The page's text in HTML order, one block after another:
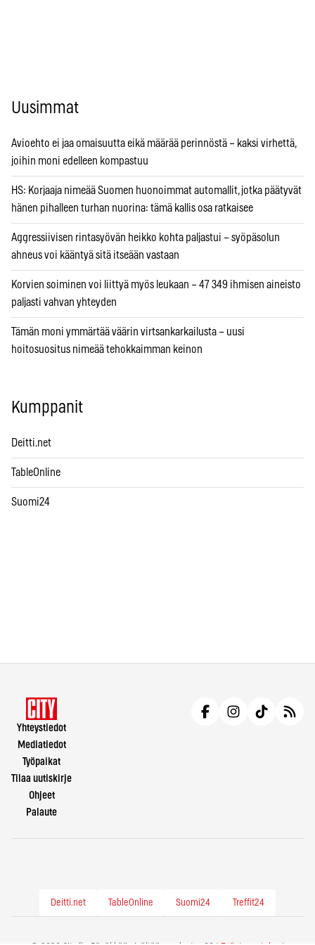
Uusimmat
Avioehto ei jaa omaisuutta eikä määrää perinnöstä – kaksi virhettä,
joihin moni edelleen kompastuu
HS: Korjaaja nimeää Suomen huonoimmat automallit, jotka päätyvät
hänen pihalleen turhan nuorina: tämä kallis osa ratkaisee
Aggressiivisen rintasyövän heikko kohta paljastui – syöpäsolun
ahneus voi kääntyä sitä itseään vastaan
Korvien soiminen voi liittyä myös leukaan – 47 349 ihmisen aineisto
paljasti vahvan yhteyden
Tämän moni ymmärtää väärin virtsankarkailusta – uusi
hoitosuositus nimeää tehokkaimman keinon
Kumppanit
Deitti.net
TableOnline
Suomi24
Yhteystiedot
Mediatiedot
Työpaikat
Tilaa uutiskirje
Ohjeet
Palaute
Deitti.net TableOnline Suomi24 Treffit24